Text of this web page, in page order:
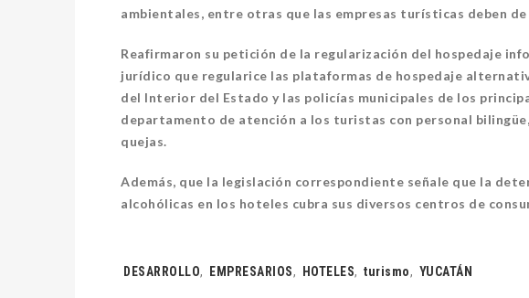
ambientales, entre otras que las empresas turísticas deben
Reafirmaron su petición de la regularización del hospedaje
jurídico que regularice las plataformas de hospedaje
del Interior del Estado y las policías municipales de los
departamento de atención a los turistas con personal
quejas.
Además, que la legislación correspondiente señale que la
alcohólicas en los hoteles cubra sus diversos centros de
Tags:
DESARROLLO, EMPRESARIOS, HOTELES, turismo, YUCATÁN
PESCADORES RECIBEN
RADIOCOMUNICACIÓN
DESTACADAS 31 julio, 2026
ACTA
DESTACADAS 30 julio,